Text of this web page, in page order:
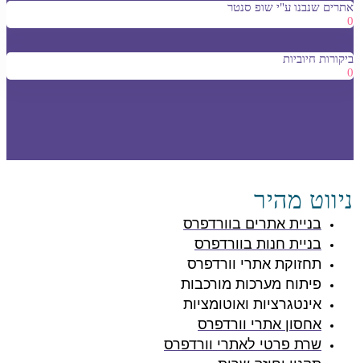
אתרים שנבנו ע"י שופ סנטר
0
ביקורות חיוביות
0
ניווט מהיר
בניית אתרים בוורדפרס
בניית חנות בוורדפרס
תחזוקת אתרי וורדפרס
פיתוח מערכות מורכבות
אינטגרציות ואוטומציות
אחסון אתרי וורדפרס
שרת פרטי לאתרי וורדפרס